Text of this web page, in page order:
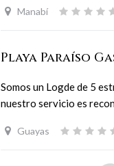
Manabí
Playa Paraíso
Somos un Logde de 5
nuestro servicio es
Guayas